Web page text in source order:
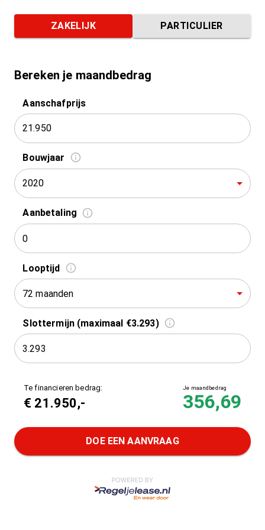
ZAKELIJK PARTICULIER
Bereken je maandbedrag
Aanschafprijs
Bouwjaar
2020
Aanbetaling
Looptijd
72 maanden
Slottermijn (maximaal €3.293)
Te financieren bedrag:
€ 21.950,-
Je maandbedrag
356,69
DOE EEN AANVRAAG